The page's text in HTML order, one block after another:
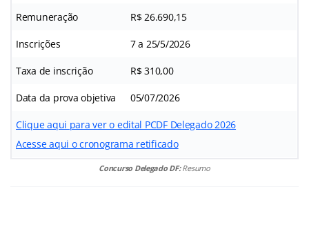
Remuneração R$ 26.690,15
Inscrições 7 a 25/5/2026
Taxa de inscrição R$ 310,00
Data da prova objetiva 05/07/2026
Clique aqui para ver o edital PCDF Delegado 2026
Acesse aqui o cronograma retificado
Concurso Delegado DF:Resumo